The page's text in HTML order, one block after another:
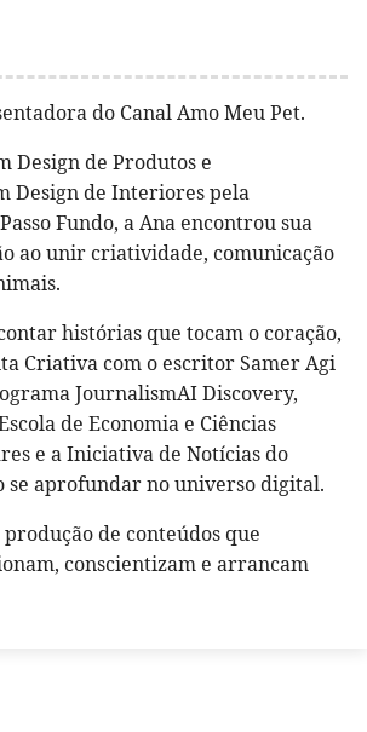
do Canal Amo Meu Pet.
Design de Produtos e
Design de Interiores pela
Fundo, a Ana encontrou sua
ao unir criatividade, comunicação
histórias que tocam o coração,
Criativa com o escritor Samer Agi
JournalismAI Discovery,
de Economia e Ciências
e a Iniciativa de Notícias do
se aprofundar no universo digital.
de conteúdos que
conscientizam e arrancam